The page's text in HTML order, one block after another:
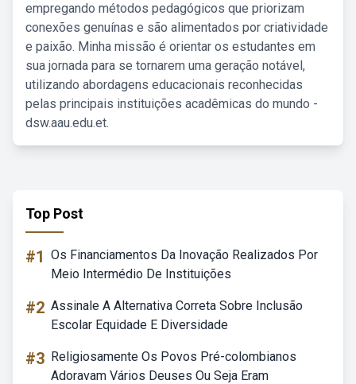
empregando métodos pedagógicos que priorizam
conexões genuínas e são alimentados por criatividade
e paixão. Minha missão é orientar os estudantes em
sua jornada para se tornarem uma geração notável,
utilizando abordagens educacionais reconhecidas
pelas principais instituições acadêmicas do mundo -
dsw.aau.edu.et.
Top Post
#1 Os Financiamentos Da Inovação Realizados Por
Meio Intermédio De Instituições
#2 Assinale A Alternativa Correta Sobre Inclusão
Escolar Equidade E Diversidade
#3 Religiosamente Os Povos Pré-colombianos
Adoravam Vários Deuses Ou Seja Eram